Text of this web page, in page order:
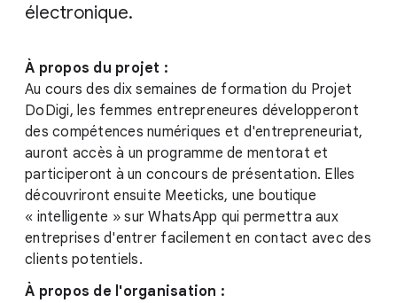
électronique.
À propos du projet :
Au cours des dix semaines de formation du Projet
DoDigi, les femmes entrepreneures développeront
des compétences numériques et d'entrepreneuriat,
auront accès à un programme de mentorat et
participeront à un concours de présentation. Elles
découvriront ensuite Meeticks, une boutique
« intelligente » sur WhatsApp qui permettra aux
entreprises d'entrer facilement en contact avec des
clients potentiels.
À propos de l'organisation :